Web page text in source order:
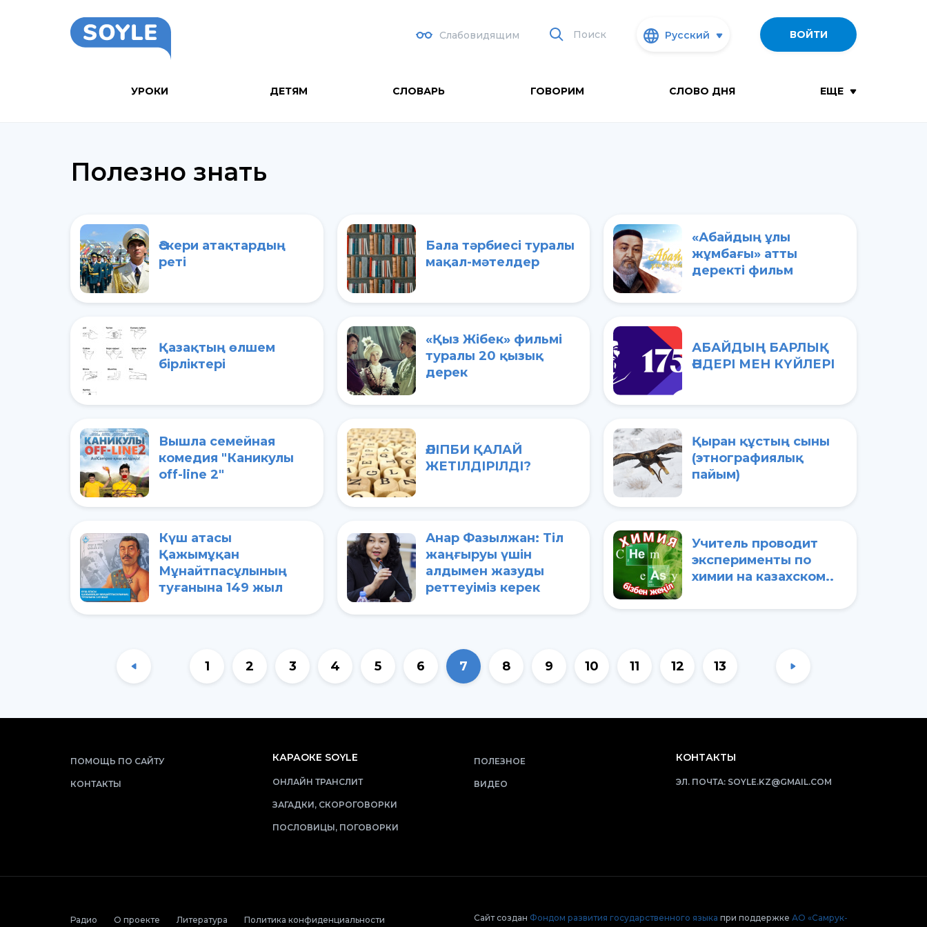
Слабовидящим Поиск Русский ВОЙТИ
УРОКИ ДЕТЯМ СЛОВАРЬ ГОВОРИМ СЛОВО ДНЯ ЕЩЕ
Полезно знать
Әскери атақтардың
реті
Бала тәрбиесі туралы
мақал-мәтелдер
«Абайдың ұлы
жұмбағы» атты
деректі фильм
Қазақтың өлшем
бірліктері
«Қыз Жібек» фильмі
туралы 20 қызық
дерек
АБАЙДЫҢ БАРЛЫҚ
ӘНДЕРІ МЕН КҮЙЛЕРІ
Вышла семейная
комедия "Каникулы
off-line 2"
ӘЛІПБИ ҚАЛАЙ
ЖЕТІЛДІРІЛДІ?
Қыран құстың сыны
(этнографиялық
пайым)
Күш атасы
Қажымұқан
Мұнайтпасұлының
туғанына 149 жыл
Анар Фазылжан: Тіл
жаңғыруы үшін
алдымен жазуды
реттеуіміз керек
Учитель проводит
эксперименты по
химии на казахском..
1 2 3 4 5 6 7 8 9 10 11 12 13
ПОМОЩЬ ПО САЙТУ
КОНТАКТЫ
КАРАОКЕ SOYLE
ОНЛАЙН ТРАНСЛИТ
ЗАГАДКИ, СКОРОГОВОРКИ
ПОСЛОВИЦЫ, ПОГОВОРКИ
ПОЛЕЗНОЕ
ВИДЕО
КОНТАКТЫ
ЭЛ. ПОЧТА: SOYLE.KZ@GMAIL.COM
Радио О проекте Литература Политика конфиденциальности Сайт создан Фондом развития государственного языка при поддержке АО «Самрук-